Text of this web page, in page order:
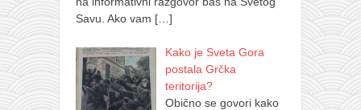
Savu. Ako vam […]
Kako je Sveta Gora
postala Grčka
teritorija?
Obično se govori kako